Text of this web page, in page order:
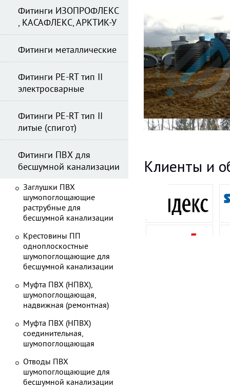
Клиенты и
Фитинги ИЗОПРОФЛЕКС
, КАСАФЛЕКС, АРКТИК-У
Фитинги металлические
Фитинги PE-RT тип II
электросварные
Фитинги PE-RT тип II
литые (спигот)
Фитинги ПВХ для
бесшумной канализации
Заглушки ПВХ
шумопоглощающие
раструбные для
бесшумной канализации
Крестовины ПП
одноплоскостные
шумопоглощающие для
бесшумной канализации
Муфта ПВХ (НПВХ),
шумопоглощающая,
надвижная (ремонтная)
Муфта ПВХ (НПВХ)
соединительная,
шумопоглощающая
Отводы ПВХ
шумопоглощающие для
бесшумной канализации